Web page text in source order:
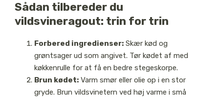
Sådan tilbereder du
vildsvineragout: trin for trin
Forbered ingredienser:Skær kød og
grøntsager ud som angivet. Tør kødet af med
køkkenrulle for at få en bedre stegeskorpe.
Brun kødet:Varm smør eller olie op i en stor
gryde. Brun vildsvinetern ved høj varme i små